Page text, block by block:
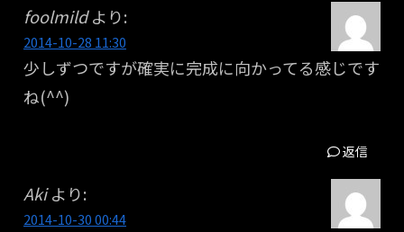
foolmild より:
2014-10-28 11:30
少しずつですが確実に完成に向かってる感じです
ね(^^)
返信
Aki より:
2014-10-30 00:44